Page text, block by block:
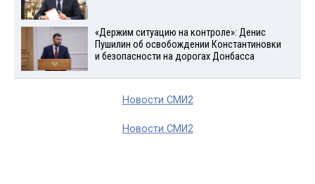
«Держим ситуацию на контроле»: Денис
Пушилин об освобождении Константиновки
и безопасности на дорогах Донбасса
Новости СМИ2
Новости СМИ2